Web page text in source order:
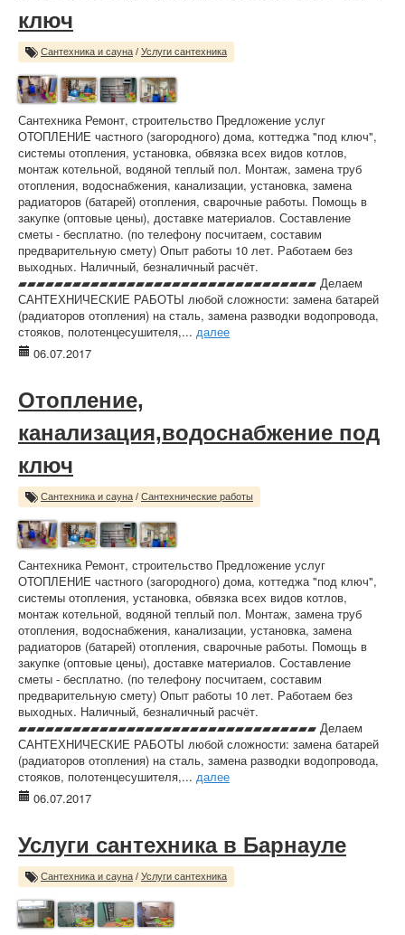
ключ
Сантехника и сауна / Услуги сантехника
Сантехника Ремонт, строительство Предложение услуг
ОТОПЛЕНИЕ частного (загородного) дома, коттеджа "под ключ",
системы отопления, установка, обвязка всех видов котлов,
монтаж котельной, водяной теплый пол. Монтаж, замена труб
отопления, водоснабжения, канализации, установка, замена
радиаторов (батарей) отопления, сварочные работы. Помощь в
закупке (оптовые цены), доставке материалов. Составление
сметы - бесплатно. (по телефону посчитаем, составим
предварительную смету) Опыт работы 10 лет. Работаем без
выходных. Наличный, безналичный расчёт.
▰▰▰▰▰▰▰▰▰▰▰▰▰▰▰▰▰▰▰▰▰▰▰▰▰▰▰▰▰▰▰▰▰ Делаем
САНТЕХНИЧЕСКИЕ РАБОТЫ любой сложности: замена батарей
(радиаторов отопления) на сталь, замена разводки водопровода,
стояков, полотенцесушителя,... далее
06.07.2017
Отопление,
канализация,водоснабжение под
ключ
Сантехника и сауна / Сантехнические работы
Сантехника Ремонт, строительство Предложение услуг
ОТОПЛЕНИЕ частного (загородного) дома, коттеджа "под ключ",
системы отопления, установка, обвязка всех видов котлов,
монтаж котельной, водяной теплый пол. Монтаж, замена труб
отопления, водоснабжения, канализации, установка, замена
радиаторов (батарей) отопления, сварочные работы. Помощь в
закупке (оптовые цены), доставке материалов. Составление
сметы - бесплатно. (по телефону посчитаем, составим
предварительную смету) Опыт работы 10 лет. Работаем без
выходных. Наличный, безналичный расчёт.
▰▰▰▰▰▰▰▰▰▰▰▰▰▰▰▰▰▰▰▰▰▰▰▰▰▰▰▰▰▰▰▰▰ Делаем
САНТЕХНИЧЕСКИЕ РАБОТЫ любой сложности: замена батарей
(радиаторов отопления) на сталь, замена разводки водопровода,
стояков, полотенцесушителя,... далее
06.07.2017
Услуги сантехника в Барнауле
Сантехника и сауна / Услуги сантехника